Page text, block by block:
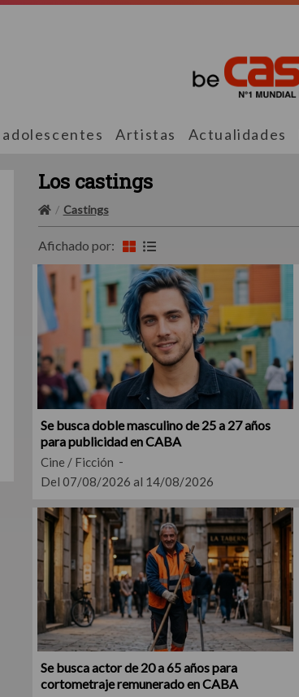
adolescentes Artistas Actualidades
Los castings
Castings
Afichado por:
Se busca doble masculino de 25 a 27 años
para publicidad en CABA
Cine / Ficción
Del 07/08/2026 al 14/08/2026
Se busca actor de 20 a 65 años para
cortometraje remunerado en CABA